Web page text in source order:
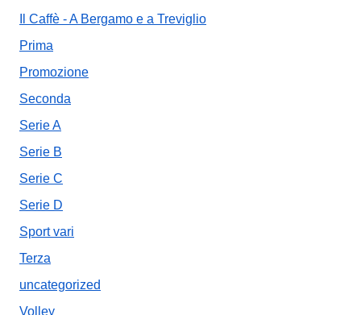
Il Caffè - A Bergamo e a Treviglio
Prima
Promozione
Seconda
Serie A
Serie B
Serie C
Serie D
Sport vari
Terza
uncategorized
Volley